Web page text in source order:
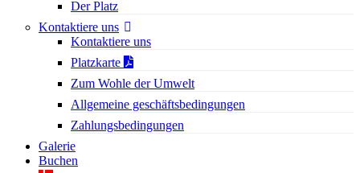
Der Platz
Kontaktiere uns
Kontaktiere uns
Platzkarte
Zum Wohle der Umwelt
Allgemeine geschäftsbedingungen
Zahlungsbedingungen
Galerie
Buchen